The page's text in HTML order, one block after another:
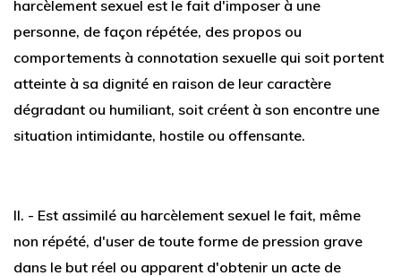
harcèlement sexuel est le fait d'imposer à une
personne, de façon répétée, des propos ou
comportements à connotation sexuelle qui soit portent
atteinte à sa dignité en raison de leur caractère
dégradant ou humiliant, soit créent à son encontre une
situation intimidante, hostile ou offensante.
II. - Est assimilé au harcèlement sexuel le fait, même
non répété, d'user de toute forme de pression grave
dans le but réel ou apparent d'obtenir un acte de